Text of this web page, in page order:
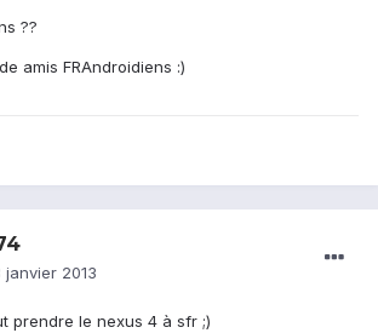
??
amis FRAndroidiens :)
janvier 2013
prendre le nexus 4 à sfr ;)